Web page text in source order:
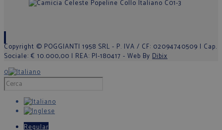
Copyright © POGGIANTI 1958 SRL - P. IVA / CF: 02094740509 | Cap.
Sociale: € 10.000,00 | REA: PI-180417 - Web By Dibix
0
Regular